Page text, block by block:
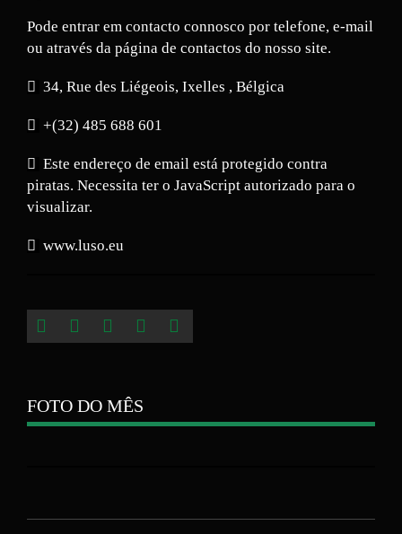
Pode entrar em contacto connosco por telefone, e-mail
ou através da página de contactos do nosso site.
34, Rue des Liégeois, Ixelles , Bélgica
+(32) 485 688 601
Este endereço de email está protegido contra
piratas. Necessita ter o JavaScript autorizado para o
visualizar.
www.luso.eu
FOTO DO MÊS